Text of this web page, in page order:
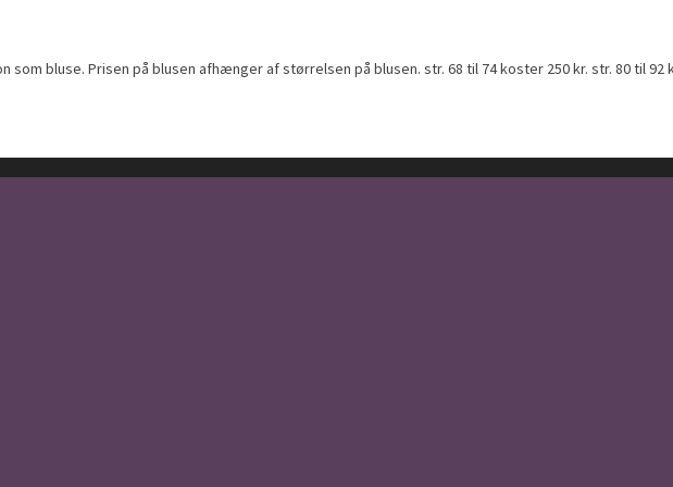
bluse. Prisen på blusen afhænger af størrelsen på blusen. str. 68 til 74 koster 250 kr. str. 80 til 92